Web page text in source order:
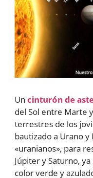
Un cinturón de
del Sol entre Marte
terrestres de los
bautizado a Urano
«uranianos», para
Júpiter y Saturno,
color verde y